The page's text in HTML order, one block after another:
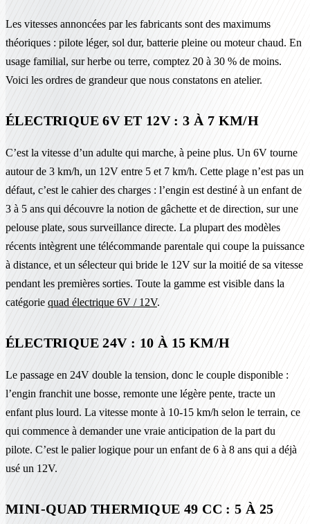
Les vitesses annoncées par les fabricants sont des maximums
théoriques : pilote léger, sol dur, batterie pleine ou moteur chaud. En
usage familial, sur herbe ou terre, comptez 20 à 30 % de moins.
Voici les ordres de grandeur que nous constatons en atelier.
ÉLECTRIQUE 6V ET 12V : 3 À 7 KM/H
C’est la vitesse d’un adulte qui marche, à peine plus. Un 6V tourne
autour de 3 km/h, un 12V entre 5 et 7 km/h. Cette plage n’est pas un
défaut, c’est le cahier des charges : l’engin est destiné à un enfant de
3 à 5 ans qui découvre la notion de gâchette et de direction, sur une
pelouse plate, sous surveillance directe. La plupart des modèles
récents intègrent une télécommande parentale qui coupe la puissance
à distance, et un sélecteur qui bride le 12V sur la moitié de sa vitesse
pendant les premières sorties. Toute la gamme est visible dans la
catégorie quad électrique 6V / 12V.
ÉLECTRIQUE 24V : 10 À 15 KM/H
Le passage en 24V double la tension, donc le couple disponible :
l’engin franchit une bosse, remonte une légère pente, tracte un
enfant plus lourd. La vitesse monte à 10-15 km/h selon le terrain, ce
qui commence à demander une vraie anticipation de la part du
pilote. C’est le palier logique pour un enfant de 6 à 8 ans qui a déjà
usé un 12V.
MINI-QUAD THERMIQUE 49 CC : 5 À 25